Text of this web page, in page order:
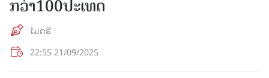
ກວ່າ100ປະເທດ
ໄມຕຣີ
22:55 21/09/2025